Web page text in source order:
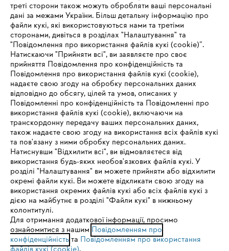
Про компанію STIHL
Запитання та відповіді
Сервіс
Політика конфіденційності Вихідні дані Cookies
Юридична інформація
IHR BROWSER WIRD NICHT
UNTERSTÜTZT
Sie nutzen einen Browser, den wir noch nicht unterstützen. Für
eine optimale Nutzung unserer Seite empfehlen wir Ihnen, zu
einem der folgenden Browser zu wechseln:
треті сторони також можуть обробляти ваші персональні
дані за межами України. Більш детальну інформацію про
файли кукі, які використовуються нами та третіми
сторонами, дивіться в розділах "Налаштування" та
"Повідомлення про використання файлів кукі (cookie)”.
Натискаючи "Прийняти всі", ви заявляєте про своє
прийняття Повідомлення про конфіденційність та
Повідомлення про використання файлів кукі (cookie),
надаєте свою згоду на обробку персональних даних
відповідно до обсягу, цілей та умов, описаних у
Повідомленні про конфіденційність та Повідомленні про
використання файлів кукі (cookie), включаючи на
транскордонну передачу ваших персональних даних,
також надаєте свою згоду на використання всіх файлів кукі
та пов'язану з ними обробку персональних даних.
Натиснувши "Відхилити всі", ви відмовляєтеся від
використання будь-яких необов'язкових файлів кукі. У
розділі "Налаштування" ви можете прийняти або відхилити
окремі файли кукі. Ви можете відкликати свою згоду на
використання окремих файлів кукі або всіх файлів кукі з
дією на майбутнє в розділі "Файли кукі" в нижньому
колонтитулі.
Для отримання додаткової інформації, просимо
ознайомитися з нашим Повідомленням про
конфіденційністьта Повідомленням про використання